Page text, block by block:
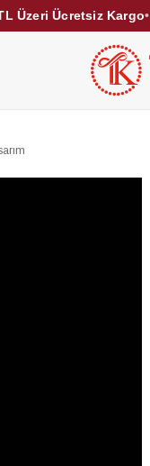
Üzeri Ücretsiz Kargo•
TESBİHLER